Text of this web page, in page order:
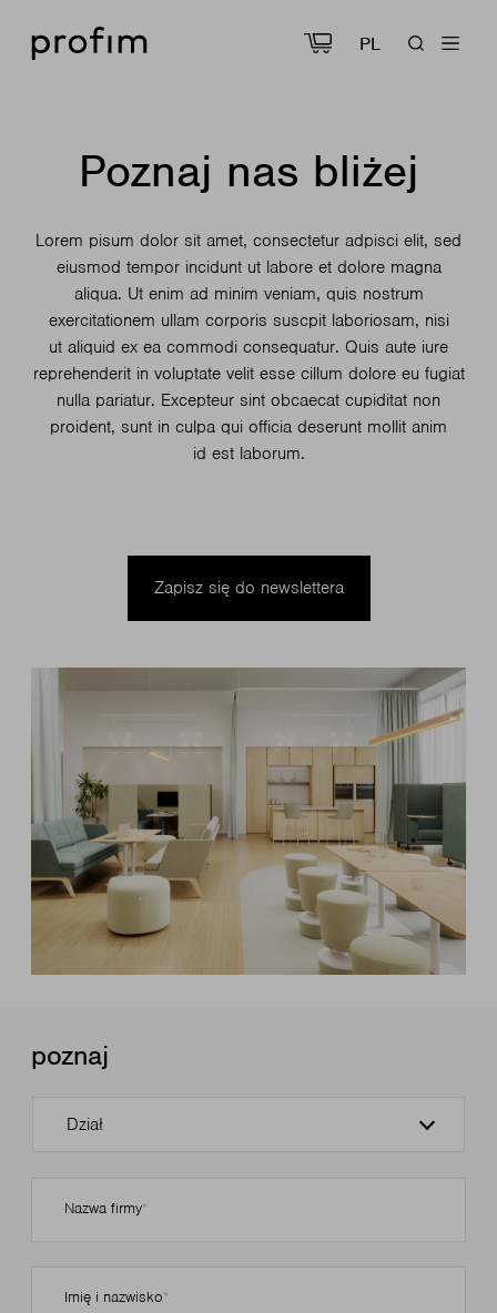
PL
Poznaj nas bliżej
Lorem pisum dolor sit amet, consectetur adpisci elit, sed
eiusmod tempor incidunt ut labore et dolore magna
aliqua. Ut enim ad minim veniam, quis nostrum
exercitationem ullam corporis suscpit laboriosam, nisi
ut aliquid ex ea commodi consequatur. Quis aute iure
reprehenderit in voluptate velit esse cillum dolore eu fugiat
nulla pariatur. Excepteur sint obcaecat cupiditat non
proident, sunt in culpa qui officia deserunt mollit anim
id est laborum.
Zapisz się do newslettera
poznaj
Dział
Nazwa firmy
Imię i nazwisko